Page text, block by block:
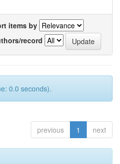
items by
record
0.0 seconds).
previous 1 next